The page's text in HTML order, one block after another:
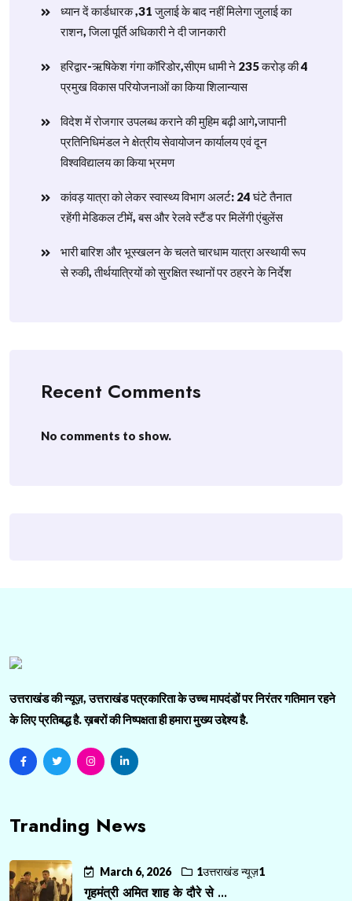
ध्यान दें कार्डधारक ,31 जुलाई के बाद नहीं मिलेगा जुलाई का
राशन, जिला पूर्ति अधिकारी ने दी जानकारी
हरिद्वार-ऋषिकेश गंगा कॉरिडोर,सीएम धामी ने 235 करोड़ की 4
प्रमुख विकास परियोजनाओं का किया शिलान्यास
विदेश में रोजगार उपलब्ध कराने की मुहिम बढ़ी आगे,जापानी
प्रतिनिधिमंडल ने क्षेत्रीय सेवायोजन कार्यालय एवं दून
विश्वविद्यालय का किया भ्रमण
​कांवड़ यात्रा को लेकर स्वास्थ्य विभाग अलर्ट: 24 घंटे तैनात
रहेंगी मेडिकल टीमें, बस और रेलवे स्टैंड पर मिलेंगी एंबुलेंस
​भारी बारिश और भूस्खलन के चलते चारधाम यात्रा अस्थायी रूप
से रुकी, तीर्थयात्रियों को सुरक्षित स्थानों पर ठहरने के निर्देश
Recent Comments
No comments to show.
उत्तराखंड की न्यूज़, उत्तराखंड पत्रकारिता के उच्च मापदंडों पर निरंतर गतिमान रहने
के लिए प्रतिबद्ध है. ख़बरों की निष्पक्षता ही हमारा मुख्य उद्देश्य है.
Tranding News
March 6, 2026 1उत्तराखंड न्यूज़1
गृहमंत्री अमित शाह के दौरे से ...